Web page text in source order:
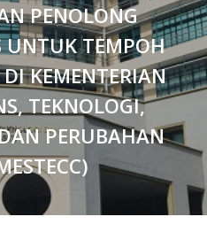
PENOLONG
UNTUK TEMPOH
KEMENTERIAN
TEKNOLOGI,
PERUBAHAN